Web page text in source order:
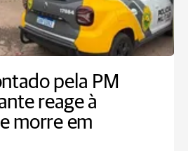
pela PM
reage à
morre em